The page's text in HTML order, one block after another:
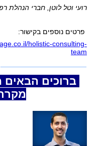
רועי וטל לוטן, חברי הנהלת
פרטים נוספים בקישור:
holistic-consulting-
team
ברוכים